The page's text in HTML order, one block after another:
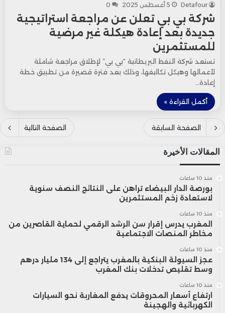
Detafour 5 أغسطس 2025 0
شركة بي بي تعلن عن مراجعة استراتيجية
جديدة بعد إعادة هيكلة غير مرضية
للمستثمرين
تستعد شركة النفط البريطانية “بي بي” لإطلاق مراجعة شاملة
لأعمالها وهيكل تكاليفها، وذلك بعد فترة قصيرة من تطبيق خطة
إعادة…
أكمل القراءة »
الصفحة السابقة الصفحة التالية
المقالات الأخيرة
منذ 10 ساعات
بورصة الدار البيضاء تراهن على النتائج النصف سنوية
لاستعادة زخم المستثمرين
منذ 10 ساعات
المغرب يدرس إقرار سن الرشد الرقمي لحماية القاصرين من
مخاطر المنصات الاجتماعية
منذ 10 ساعات
عجز السيولة البنكية بالمغرب يتراجع إلى 134 مليار درهم
وسط تقليص تدخلات بنك المغرب
منذ 10 ساعات
ارتفاع أسعار المحروقات يدفع المغاربة نحو السيارات
الكهربائية والهجينة